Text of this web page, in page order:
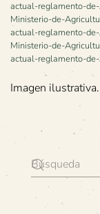
actual-reglamento-
Ministerio-de-
actual-reglamento-
Ministerio-de-
actual-reglamento-
Imagen ilustrativa.